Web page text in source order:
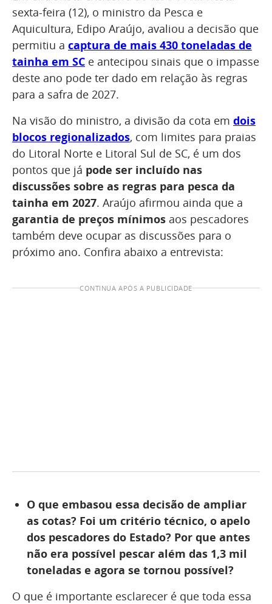
sexta-feira (12), o ministro da Pesca e
Aquicultura, Edipo Araújo, avaliou a decisão que
permitiu a captura de mais 430 toneladas de
tainha em SC e antecipou sinais que o impasse
deste ano pode ter dado em relação às regras
para a safra de 2027.
Na visão do ministro, a divisão da cota em dois
blocos regionalizados, com limites para praias
do Litoral Norte e Litoral Sul de SC, é um dos
pontos que já pode ser incluído nas
discussões sobre as regras para pesca da
tainha em 2027. Araújo afirmou ainda que a
garantia de preços mínimos aos pescadores
também deve ocupar as discussões para o
próximo ano. Confira abaixo a entrevista:
CONTINUA APÓS A PUBLICIDADE
O que embasou essa decisão de ampliar
as cotas? Foi um critério técnico, o apelo
dos pescadores do Estado? Por que antes
não era possível pescar além das 1,3 mil
toneladas e agora se tornou possível?
O que é importante esclarecer é que toda essa